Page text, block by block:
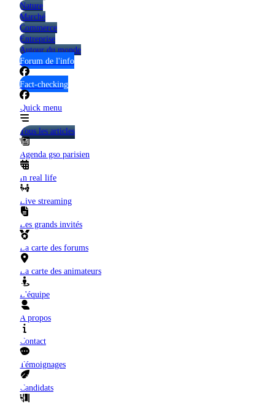
Nature
Marché
Commerce
Entreprise
Autour du monde
Forum de l'info
Fact-checking
Quick menu
Tous les articles
Agenda gso parisien
In real life
Live streaming
Les grands invités
La carte des forums
La carte des animateurs
L'équipe
A propos
Contact
Témoignages
Candidats